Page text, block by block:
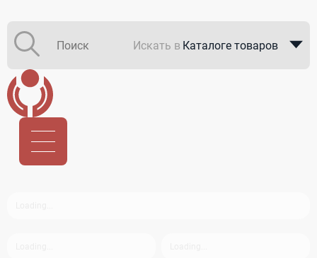
Искать в Каталоге товаров